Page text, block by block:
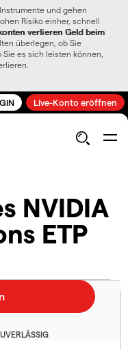
und gehen
Risiko einher, schnell
verlieren Geld beim
überlegen, ob Sie
es sich leisten können,
Live-Konto eröffnen
NVIDIA
ETP